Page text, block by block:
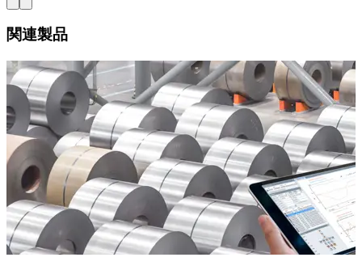
関連製品